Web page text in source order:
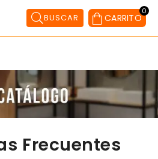
BUSCAR
0
CARRITO
Frecuentes